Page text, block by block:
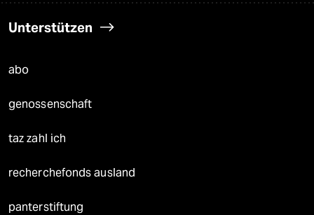
Unterstützen
abo
genossenschaft
taz zahl ich
recherchefonds ausland
panterstiftung